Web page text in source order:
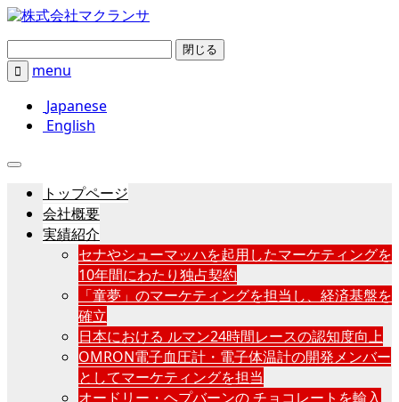
閉じる

menu
Japanese
English
トップページ
会社概要
実績紹介
セナやシューマッハを起用したマーケティングを
10年間にわたり独占契約
「童夢」のマーケティングを担当し、経済基盤を
確立
日本における ルマン24時間レースの認知度向上
OMRON電子血圧計・電子体温計の開発メンバー
としてマーケティングを担当
オードリー・ヘプバーンの チョコレートを輸入